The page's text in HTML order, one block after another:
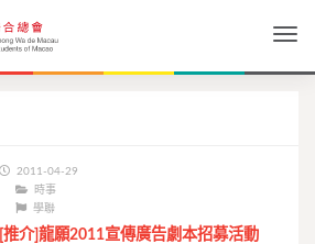
2011-04-29
時事
學聯
[推介]龍願2011宣傳廣告劇本招募活動